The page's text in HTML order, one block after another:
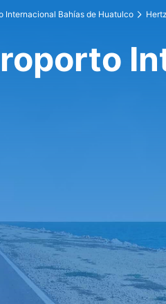
Internacional Bahías de Huatulco Hertz